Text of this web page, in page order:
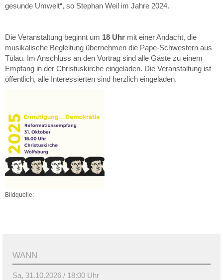
gesunde Umwelt“, so Stephan Weil im Jahre 2024.
Die Veranstaltung beginnt um 18 Uhr mit einer Andacht, die
musikalische Begleitung übernehmen die Pape-Schwestern aus
Tülau. Im Anschluss an den Vortrag sind alle Gäste zu einem
Empfang in der Christuskirche eingeladen. Die Veranstaltung ist
öffentlich, alle Interessierten sind herzlich eingeladen.
Bildquelle:
WANN
Sa, 31.10.2026 / 18:00 Uhr